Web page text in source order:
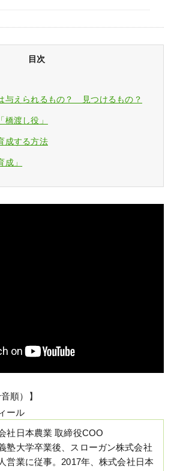
目次
与えられるもの？ 見つけるもの？
渡し役」
成する方法
」
順）】
ール
社日本農業 取締役COO
塾大学卒業後、スローガン株式会社
営業に従事。2017年、株式会社日本